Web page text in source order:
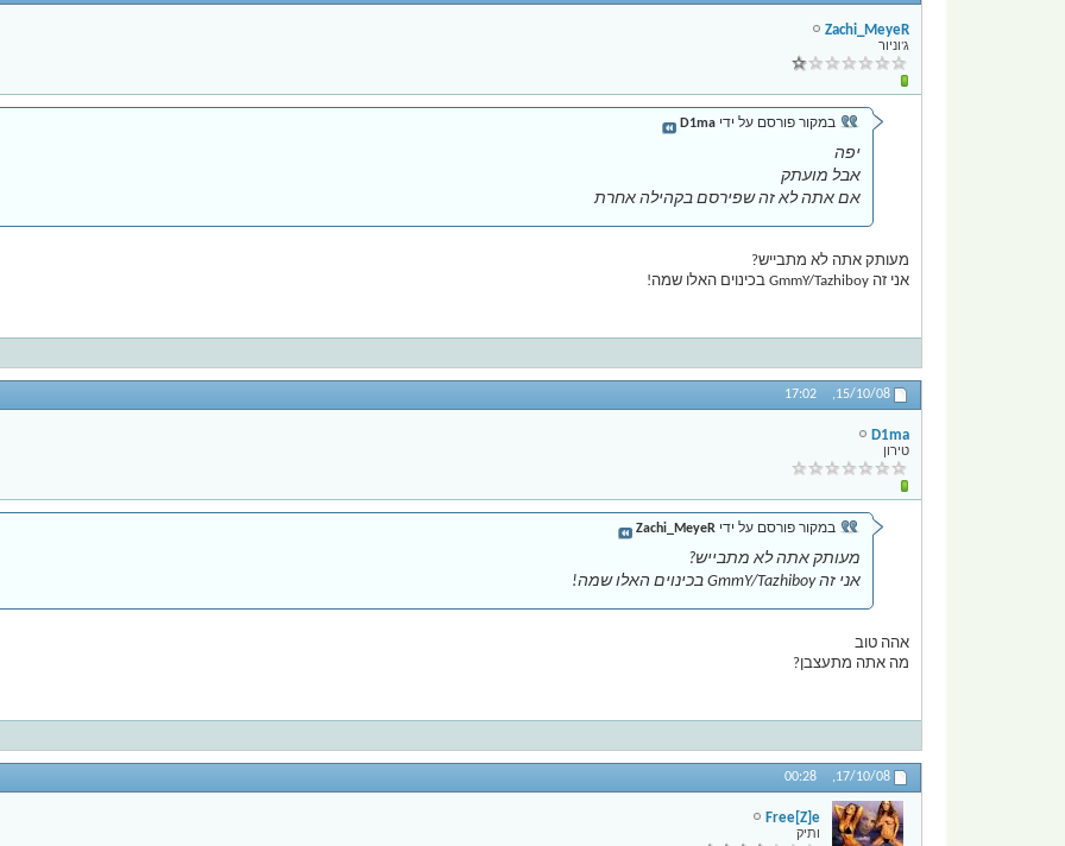
Zachi_MeyeR
ג'וניור
במקור פורסם על ידי D1ma
יפה
אבל מועתק
אם אתה לא זה שפירסם בקהילה אחרת
מעותק אתה לא מתבייש?
אני זה GmmY/Tazhiboy בכינוים האלו שמה!
15/10/08,
17:02
D1ma
טירון
במקור פורסם על ידי Zachi_MeyeR
מעותק אתה לא מתבייש?
אני זה GmmY/Tazhiboy בכינוים האלו שמה!
אהה טוב
מה אתה מתעצבן?
17/10/08,
00:28
Free[Z]e
ותיק